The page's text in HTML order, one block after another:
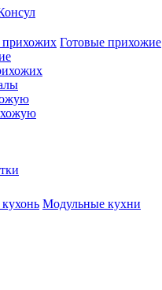
прихожих Готовые прихожие
Модульные кухни